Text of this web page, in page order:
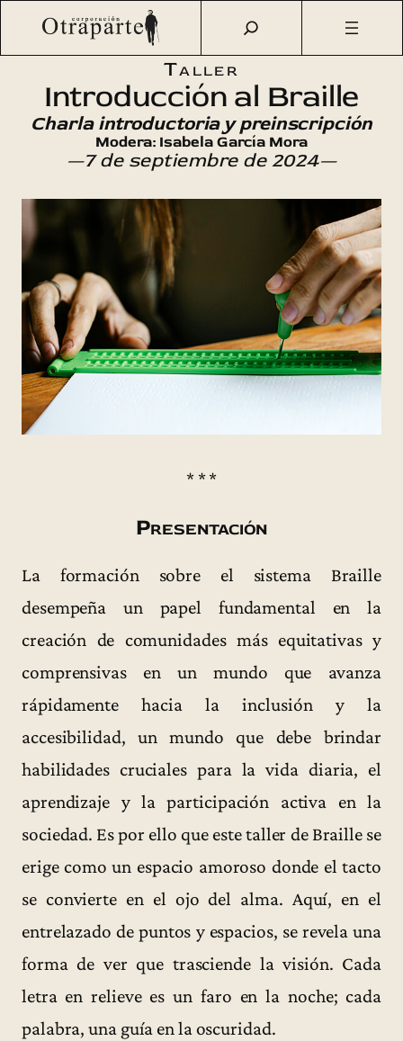
Saltar
Otraparte.org/ Agenda Cultural Talleres
Introducción al
Taller
Introducción al Braille
Charla introductoria y preinscripción
Modera: Isabela García Mora
—7 de septiembre de 2024—
* * *
Presentación
La formación sobre el sistema Braille
desempeña un papel fundamental en la
creación de comunidades más equitativas y
comprensivas en un mundo que avanza
rápidamente hacia la inclusión y la
accesibilidad, un mundo que debe brindar
habilidades cruciales para la vida diaria, el
aprendizaje y la participación activa en la
sociedad. Es por ello que este taller de Braille se
erige como un espacio amoroso donde el tacto
se convierte en el ojo del alma. Aquí, en el
entrelazado de puntos y espacios, se revela una
forma de ver que trasciende la visión. Cada
letra en relieve es un faro en la noche; cada
palabra, una guía en la oscuridad.